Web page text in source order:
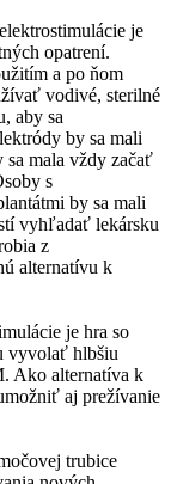
je
opatrení.
a po ňom
vodivé, sterilné
aby sa
by sa mali
sa mala vždy začať
s
by sa mali
vyhľadať lekársku
z
alternatívu k
je hra so
vyvolať hlbšiu
Ako alternatíva k
aj prežívanie
trubice